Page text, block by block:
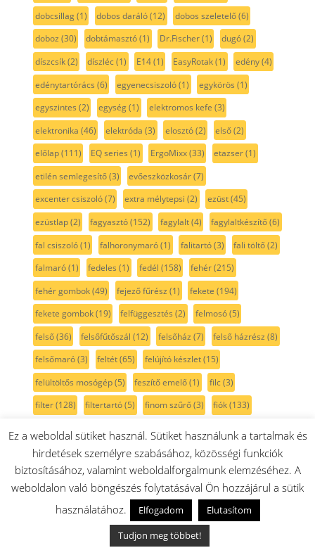
dobcsillag(1) dobos daráló(12) dobos szeletelő(6)
doboz (30) dobtámasztó(1) Dr.Fischer(1) dugó(2)
díszcsík(2) díszléc(1) E14(1) EasyRotak(1) edény(4)
edénytartórács (6) egyenecsiszoló(1) egykörös (1)
egyszintes (2) egység(1) elektromos kefe (3)
elektronika (46) elektróda (3) elosztó(2) első(2)
előlap(111) EQ series (1) ErgoMixx(33) etazser(1)
etilén semlegesítő(3) evőeszközkosár(7)
excenter csiszoló(7) extra mélytepsi (2) ezüst(45)
ezüstlap(2) fagyasztó(152) fagylalt(4) fagylaltkészítő(6)
fal csiszoló(1) falhoronymaró(1) falitartó(3) fali töltő(2)
falmaró(1) fedeles (1) fedél (158) fehér(215)
fehér gombok(49) fejező fűrész (1) fekete (194)
fekete gombok(19) felfüggesztés (2) felmosó(5)
felső(36) felsőfűtőszál (12) felsőház (7) felső házrész (8)
felsőmaró(3) feltét(65) felújító készlet(15)
felültöltős mosógép(5) feszítő emelő(1) filc(3)
filter(128) filtertartó(5) finom szűrő(3) fiók(133)
fogantyú(45) fogaskerék(31) fogasszíj(12)
folyadék elvezető(2) Forgatógomb(152) forgókefe(24)
forgókés(9) forgókúp(4) forgólapát(3)
forrázó egység(6) Fresh(1) fritőz(3)
fém(35) fém keverőtál
Ez a weboldal sütiket használ. Sütiket használunk a tartalmak és
hirdetések személyre szabásához, közösségi funkciók
biztosításához, valamint weboldalforgalmunk elemzéséhez. A
weboldalon való böngészés folytatásával Ön hozzájárul a sütik
használatához.
Elfogadom
Elutasítom
Tudjon meg többet!